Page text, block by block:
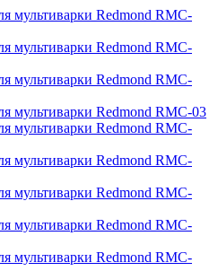
мультиварки Redmond RMC-
мультиварки Redmond RMC-
мультиварки Redmond RMC-
мультиварки Redmond RMC-03
мультиварки Redmond RMC-
мультиварки Redmond RMC-
мультиварки Redmond RMC-
мультиварки Redmond RMC-
мультиварки Redmond RMC-